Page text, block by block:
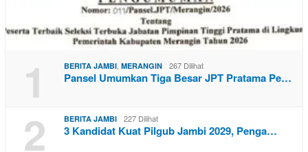
1 BERITA JAMBI, MERANGIN 267 Dilihat
Pansel Umumkan Tiga Besar JPT Pratama Pe…
2 BERITA JAMBI 227 Dilihat
3 Kandidat Kuat Pilgub Jambi 2029, Penga…